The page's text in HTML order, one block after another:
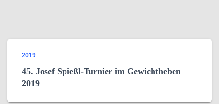
2019
45. Josef Spießl-Turnier im Gewichtheben
2019